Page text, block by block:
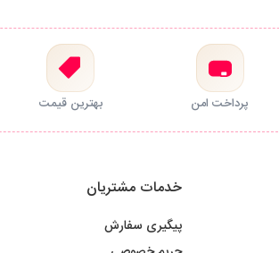
پرداخت امن بهترین قیمت
خدمات مشتریان
پیگیری سفارش